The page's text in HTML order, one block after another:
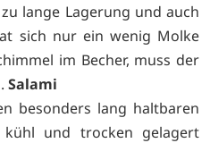
lange Lagerung und auch
sich nur ein wenig Molke
im Becher, muss der
Salami
besonders lang haltbaren
kühl und trocken gelagert